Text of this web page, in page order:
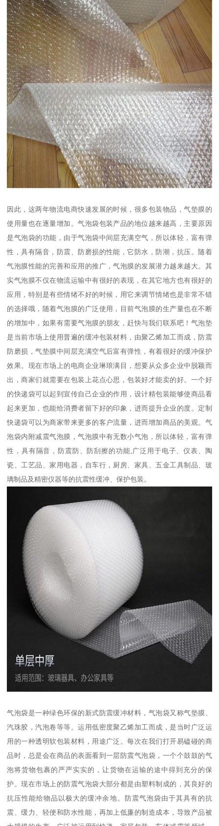
因此，这两年物流电商快速发展的时候，很多包装物品，气垫膜的
使用量也在逐量增加。气泡袋包装产品的地位越来越高，主要原因
是气泡袋的功能，由于气泡袋中间层充满空气，所以体轻，富有弹
性，具有隔音，防震、防磨损的性能，它防水，防潮，抗压。随着
气泡膜性能的完善和应用的推广，气泡膜的发展潜力越来越大。其
实气泡膜不仅在物流运输中有很好的表现，在其它地方也有很好的
应用，特别是有些情绪不好的时候，用它来调节情绪也是非常不错
的选择哦，随着气泡膜的广泛使用，目前气泡膜的生产量也在不断
的增加中，如果有需要气泡膜的朋友，赶快与我们联系吧！气泡垫
是当前市场上使用普遍的缓冲包装材料，由聚乙烯加工而成，防震
防磨损，气垫膜中间层充满空气后富有弹性，有着很好的缓冲保护
效果。现在市场上的电商企业琳琅满目，想要从众多企业中脱颖而
出，商家们就需要在包装上花点心思，包装好才能卖的好。一个好
的快递袋可以起到宣传自己企业的作用，设计精包装能够使商品看
起来更加，也能给消费者留下好的印象，进而提升企业的度。定制
快递袋可以为商家带来更多的客户流量，进而增加商品的美观。气
泡袋内附减震气泡膜，气泡膜中有无数小气泡，所以体轻，富有弹
性，具有隔音，防震防、防刮擦的功能,广泛用于电子、仪表、陶
瓷、工艺品、家用电器，自车行，厨房、家具、五金工具制品、玻
璃制品及精密仪器等的抗震性缓冲、保护包装。
气泡袋是一种绿色环保的新式防震缓冲材料，气泡袋又称气垫膜、
汽珠胶，汽泡卷等等。运用低密度聚乙烯加工而成，是当时广泛运
用的一种透明软包装材料，用途广泛。每次在我们打开易磕碰的商
品时，总是会在商品的表面看到一层防震气泡袋，一个个鼓鼓的气
泡将货物包裹的严严实实的，让货物在运输的途中得到充分的保
护。现在市场上的防震气泡袋大部分都是由塑料制成的，其良好的
抗压性能给物品以极大的缓冲余地。防震气泡袋由于其具有的抗
震、缓力、轻便和防水性能，再加上低廉的制造成本，导致产品被